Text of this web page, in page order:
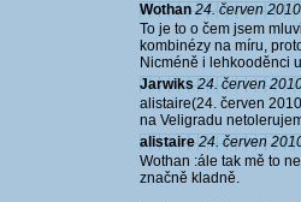
Wothan 24. červen
To je to o čem jsem
kombinézy na míru,
Nicméně i lehkooděnci
Jarwiks 24. červen
alistaire(24. červen
na Veligradu
alistaire 24. červen
Wothan :ále tak mě to
značně kladně.